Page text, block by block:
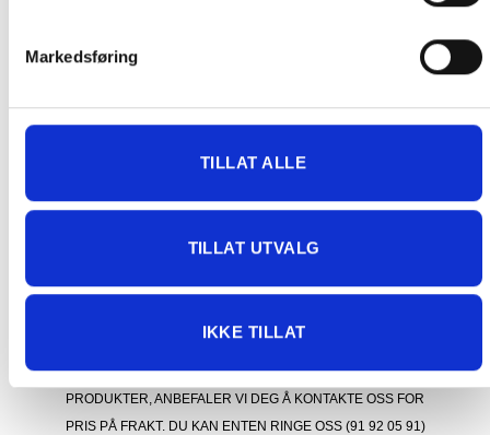
Markedsføring
TILLAT ALLE
TILLAT UTVALG
IKKE TILLAT
vi deg ta kontakt med oss på 91 92 05 91
FORSENDELSER
BESTILLER DU NOEN AV VÅRE STØRRE/TYNGRE
PRODUKTER, ANBEFALER VI DEG Å KONTAKTE OSS FOR
PRIS PÅ FRAKT. DU KAN ENTEN RINGE OSS (91 92 05 91)